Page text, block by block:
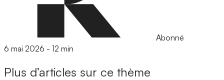
Abonné
6 mai 2026 - 12 min
Plus d’articles sur ce thème